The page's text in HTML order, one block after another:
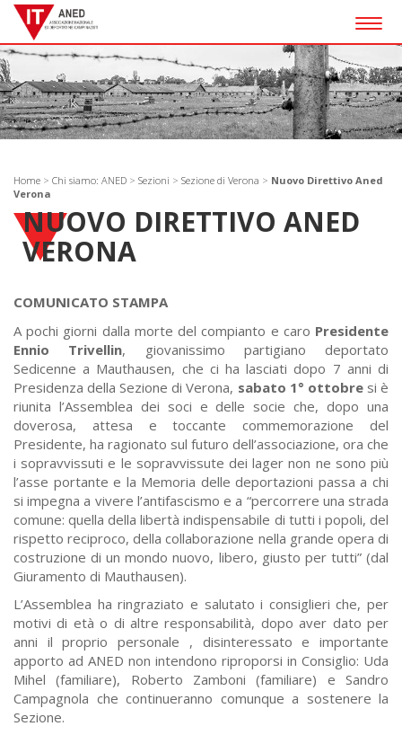
Home > Chi siamo: ANED > Sezioni > Sezione di Verona > Nuovo Direttivo Aned
Verona
NUOVO DIRETTIVO ANED
VERONA
COMUNICATO STAMPA
A pochi giorni dalla morte del compianto e caro Presidente
Ennio Trivellin, giovanissimo partigiano deportato
Sedicenne a Mauthausen, che ci ha lasciati dopo 7 anni di
Presidenza della Sezione di Verona, sabato 1° ottobresi è
riunita l’Assemblea dei soci e delle socie che, dopo una
doverosa, attesa e toccante commemorazione del
Presidente, ha ragionato sul futuro dell’associazione, ora che
i sopravvissuti e le sopravvissute dei lager non ne sono più
l’asse portante e la Memoria delle deportazioni passa a chi
si impegna a vivere l’antifascismo e a “percorrere una strada
comune: quella della libertà indispensabile di tutti i popoli, del
rispetto reciproco, della collaborazione nella grande opera di
costruzione di un mondo nuovo, libero, giusto per tutti” (dal
Giuramento di Mauthausen).
L’Assemblea ha ringraziato e salutato i consiglieri che, per
motivi di età o di altre responsabilità, dopo aver dato per
anni il proprio personale , disinteressato e importante
apporto ad ANED non intendono riproporsi in Consiglio: Uda
Mihel (familiare), Roberto Zamboni (familiare) e Sandro
Campagnola che continueranno comunque a sostenere la
Sezione.